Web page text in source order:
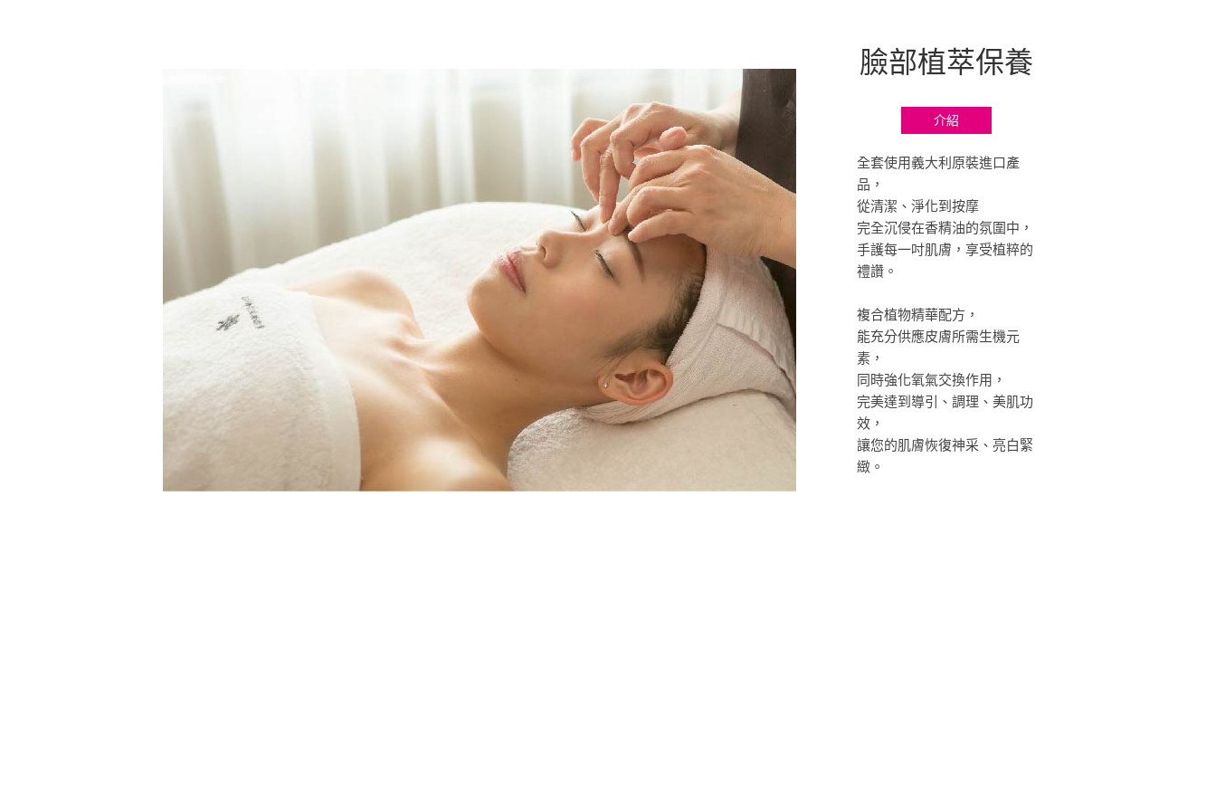
臉部植萃保養
介紹
全套使用義大利原裝進口產
品，
從清潔、淨化到按摩
完全沉侵在香精油的氛圍中，
手護每一吋肌膚，享受植粹的
禮讚。
複合植物精華配方，
能充分供應皮膚所需生機元
素，
同時強化氧氣交換作用，
完美達到導引、調理、美肌功
效，
讓您的肌膚恢復神采、亮白緊
緻。